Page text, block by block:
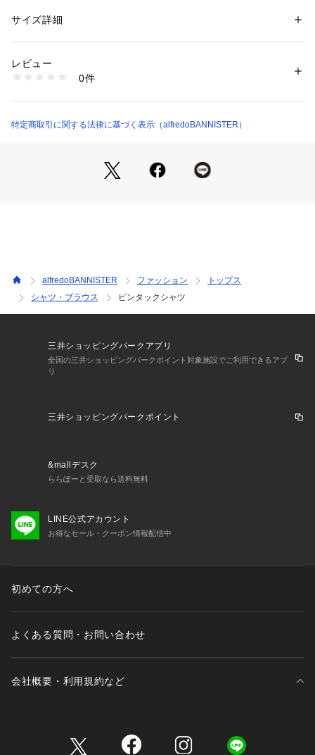
カジュアル感は残しつつ、ドレスシャツのような繊細な縫製に
【素材】
程よいユーズド感はありますがテンセルの特徴であるドレープ
カーキ モデル：H186 B89 W71 H92 着用サイズ：48
性別：メンズ
素材：テンセル 55% ポリエステル 23% 麻 22%
洗濯：手洗い可
※詳しい洗濯方法については、商品の品質表示タグをご覧ください
03460010005 （ショップ）
サイズ詳細
レビュー
0件
特定商取引に関する法律に基づく表示（alfredoBANNISTER）
alfredoBANNISTER ファッション
トップス
シャツ・ブラウス
ピンタックシャツ
三井ショッピングパークアプリ
全国の三井ショッピングパークポイント対象施設でご利用できるアプ
リ
三井ショッピングパークポイント
&mallデスク
ららぽーと受取なら送料無料
LINE公式アカウント
お得なセール・クーポン情報配信中
初めての方へ
よくある質問・お問い合わせ
会社概要・利用規約など